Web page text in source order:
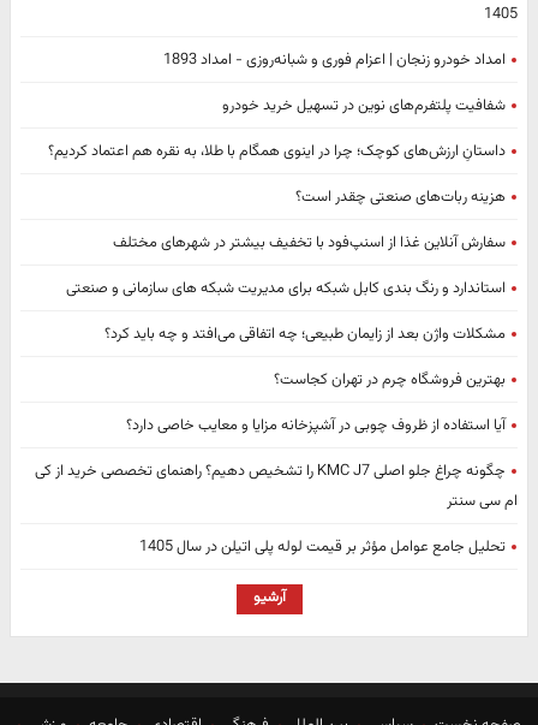
1405
امداد خودرو زنجان | اعزام فوری و شبانه‌روزی - امداد 1893
شفافیت پلتفرم‌های نوین در تسهیل خرید خودرو
داستانِ ارزش‌های کوچک؛ چرا در اینوی همگام با طلا، به نقره هم اعتماد کردیم؟
هزینه ربات‌های صنعتی چقدر است؟
سفارش آنلاین غذا از اسنپ‌فود با تخفیف بیشتر در شهرهای مختلف
استاندارد و رنگ‌ بندی کابل شبکه برای مدیریت شبکه‌ های سازمانی و صنعتی
مشکلات واژن بعد از زایمان طبیعی؛ چه اتفاقی می‌افتد و چه باید کرد؟
بهترین فروشگاه چرم در تهران کجاست؟
آیا استفاده از ظروف چوبی در آشپزخانه مزایا و معایب خاصی دارد؟
چگونه چراغ جلو اصلی KMC J7 را تشخیص دهیم؟ راهنمای تخصصی خرید از کی
ام سی سنتر
تحلیل جامع عوامل مؤثر بر قیمت لوله پلی اتیلن در سال 1405
آرشیو